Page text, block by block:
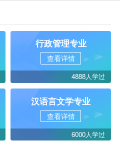
行政管理专业
查看详情
4888人学过
汉语言文学专业
查看详情
6000人学过